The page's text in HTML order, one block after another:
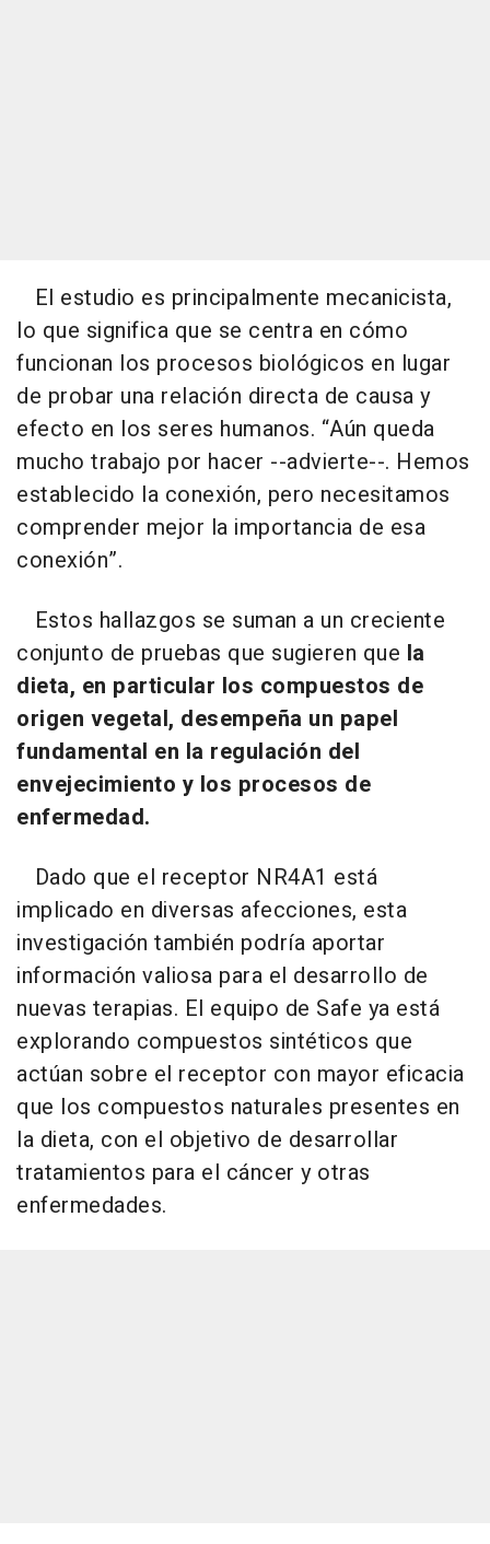
El estudio es principalmente mecanicista,
lo que significa que se centra en cómo
funcionan los procesos biológicos en lugar
de probar una relación directa de causa y
efecto en los seres humanos. “Aún queda
mucho trabajo por hacer --advierte--. Hemos
establecido la conexión, pero necesitamos
comprender mejor la importancia de esa
conexión”.
Estos hallazgos se suman a un creciente
conjunto de pruebas que sugieren que la
dieta, en particular los compuestos de
origen vegetal, desempeña un papel
fundamental en la regulación del
envejecimiento y los procesos de
enfermedad.
Dado que el receptor NR4A1 está
implicado en diversas afecciones, esta
investigación también podría aportar
información valiosa para el desarrollo de
nuevas terapias. El equipo de Safe ya está
explorando compuestos sintéticos que
actúan sobre el receptor con mayor eficacia
que los compuestos naturales presentes en
la dieta, con el objetivo de desarrollar
tratamientos para el cáncer y otras
enfermedades.